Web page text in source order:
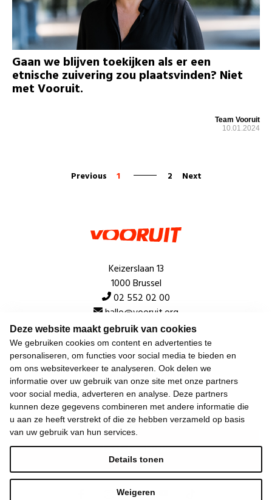
Deze website maakt gebruik van cookies
We gebruiken cookies om content en advertenties te
personaliseren, om functies voor social media te bieden en
om ons websiteverkeer te analyseren. Ook delen we
informatie over uw gebruik van onze site met onze partners
voor social media, adverteren en analyse. Deze partners
kunnen deze gegevens combineren met andere informatie die
u aan ze heeft verstrekt of die ze hebben verzameld op basis
van uw gebruik van hun services.
Weigeren
Details tonen
Gaan we blijven toekijken als er een
etnische zuivering zou plaatsvinden? Niet
met Vooruit.
Team Vooruit
10.01.2024
Previous 1 2 Next
Keizerslaan 13
1000 Brussel
02 552 02 00
hallo@vooruit.org
Snel
Over de beweging
Algemeen
Laatste nieuws